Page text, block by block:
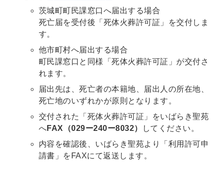
茨城町町民課窓口へ届出する場合
死亡届を受付後「死体火葬許可証」を交付しま
す。
他市町村へ届出する場合
町民課窓口と同様「死体火葬許可証」が交付さ
れます。
届出先は、死亡者の本籍地、届出人の所在地、
死亡地のいずれかが原則となります。
交付された「死体火葬許可証」をいばらき聖苑
へFAX（029ー240ー8032）
してください。
内容を確認後、いばらき聖苑より「利用許可申
請書」をFAXにて返送します。